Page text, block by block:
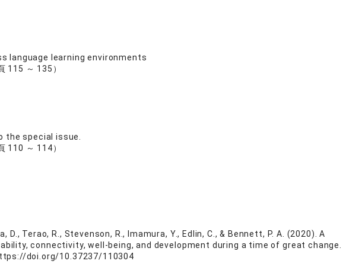
language learning environments
～ 135）
the special issue.
～ 114）
Terao, R., Stevenson, R., Imamura, Y., Edlin, C., & Bennett, P. A. (2020). A
connectivity, well-being, and development during a time of great change.
doi.org/10.37237/110304